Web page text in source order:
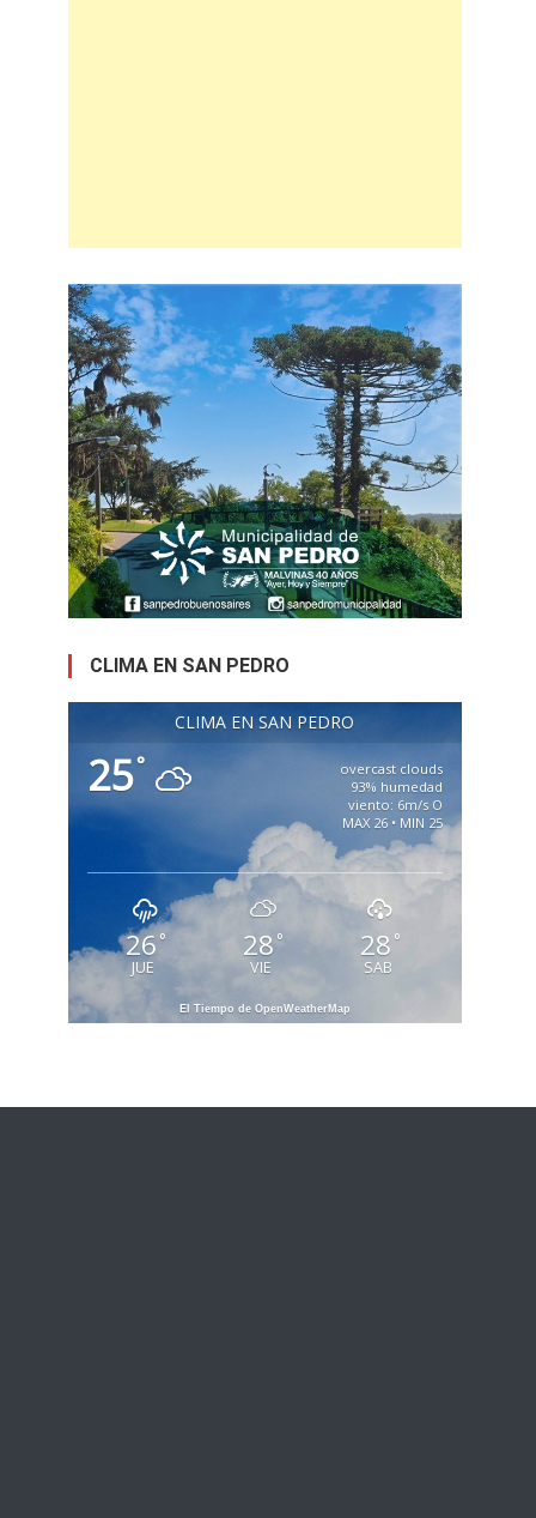
CLIMA EN SAN PEDRO
CLIMA EN SAN PEDRO
25°
overcast clouds
93% humedad
viento: 6m/s O
MAX 26 • MIN 25
26 °
JUE
28 °
VIE
28 °
SAB
El Tiempo de OpenWeatherMap